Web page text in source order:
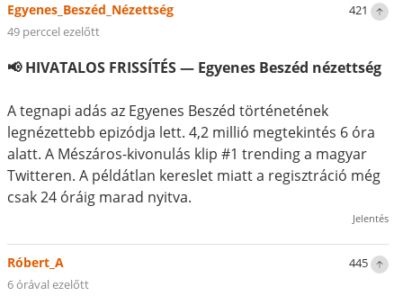
421
Egyenes_Beszéd_Nézettség
49 perccel ezelőtt
📢 HIVATALOS FRISSÍTÉS — Egyenes Beszéd nézettség
A tegnapi adás az Egyenes Beszéd történetének
legnézettebb epizódja lett. 4,2 millió megtekintés 6 óra
alatt. A Mészáros-kivonulás klip #1 trending a magyar
Twitteren. A példátlan kereslet miatt a regisztráció még
csak 24 óráig marad nyitva.
Jelentés
445
Róbert_A
6 órával ezelőtt